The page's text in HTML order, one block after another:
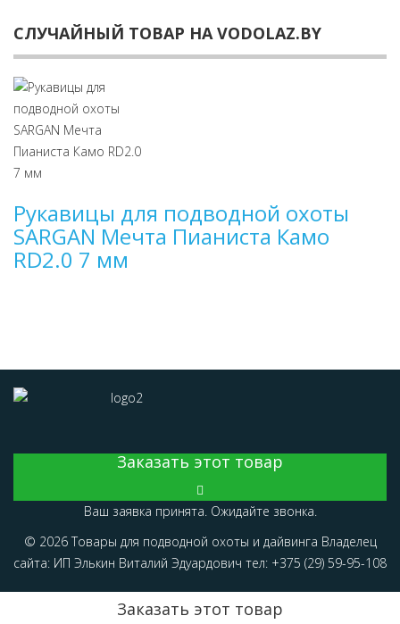
СЛУЧАЙНЫЙ ТОВАР НА VODOLAZ.BY
Рукавицы для подводной охоты
SARGAN Мечта Пианиста Камо
RD2.0 7 мм
Заказать этот товар
Ваш заявка принята. Ожидайте звонка.
© 2026 Товары для подводной охоты и дайвинга Владелец
сайта: ИП Элькин Виталий Эдуардович тел: +375 (29) 59-95-108
Заказать этот товар